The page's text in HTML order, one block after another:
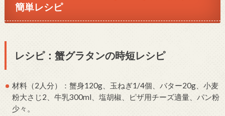
簡単レシピ
レシピ：蟹グラタンの時短レシピ
材料（2人分）：蟹身120g、玉ねぎ1/4個、バター20g、小麦
粉大さじ2、牛乳300ml、塩胡椒、ピザ用チーズ適量、パン粉
少々。